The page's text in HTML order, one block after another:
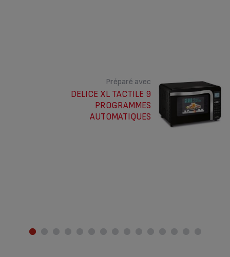
Préparé avec
DELICE XL TACTILE 9
PROGRAMMES
AUTOMATIQUES